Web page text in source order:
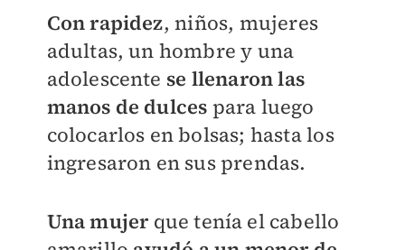
Con rapidez, niños, mujeres
adultas, un hombre y una
adolescente se llenaron las
manos de dulces para luego
colocarlos en bolsas; hasta los
ingresaron en sus prendas.
Una mujer que tenía el cabello